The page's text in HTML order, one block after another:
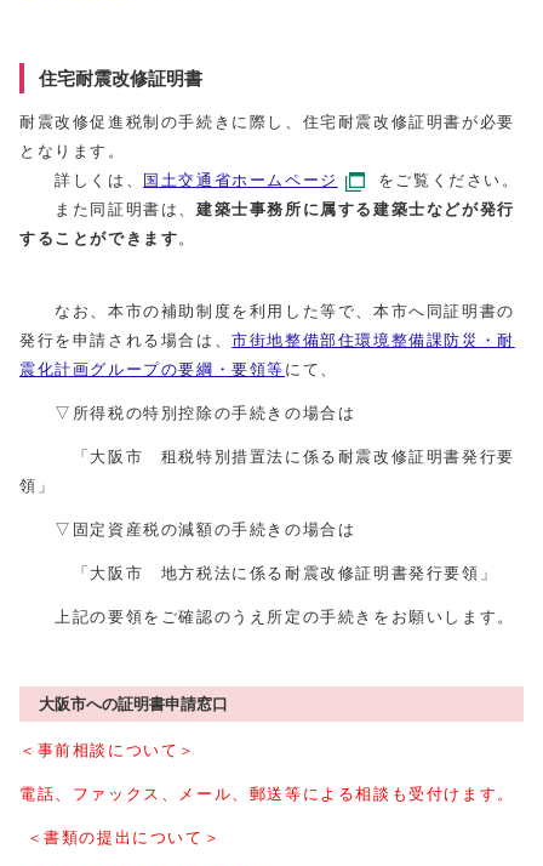
住宅耐震改修証明書
耐震改修促進税制の手続きに際し、住宅耐震改修証明書が必要
となります。
詳しくは、
国土交通省ホームページ
をご覧ください。
また同証明書は、 建築士事務所に属する建築士などが発行
することができます。
なお、本市の補助制度を利用した等で、本市へ同証明書の
発行を申請される場合は、市街地整備部住環境整備課防災・耐
震化計画グループの要綱・要領等 にて、
▽所得税の特別控除の手続きの場合は
「大阪市 租税特別措置法に係る耐震改修証明書発行要
領」
▽固定資産税の減額の手続きの場合は
「大阪市 地方税法に係る耐震改修証明書発行要領」
上記の要領をご確認のうえ所定の手続きをお願いします。
大阪市への証明書申請窓口
＜事前相談について＞
電話、ファックス、メール、郵送等による相談も受付けます。
＜書類の提出について＞